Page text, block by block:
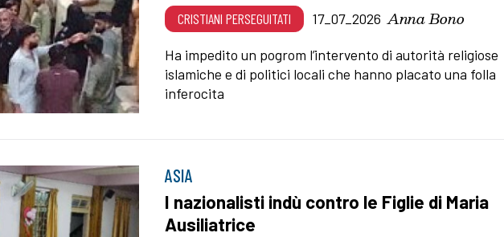
CRISTIANI PERSEGUITATI 17_07_2026 Anna Bono
Ha impedito un pogrom l’intervento di autorità religiose
islamiche e di politici locali che hanno placato una folla
inferocita
ASIA
I nazionalisti indù contro le Figlie di Maria
Ausiliatrice